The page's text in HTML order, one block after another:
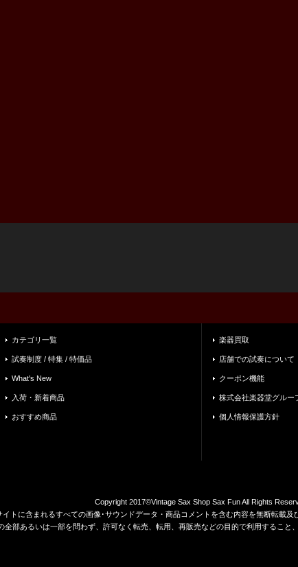
カテゴリ一覧
試奏制度 / 特集 / 特価品
What's New
入荷・新着商品
おすすめ商品
楽器買取
店舗での試奏について
クーポン機能
株式会社楽器堂グルー
個人情報保護方針
Copyright 2017©Vintage Sax Shop Sax Fun All Rights
イトに含まれるすべての画像･サウンドデータ・商品コメントを含む内容を無断転載及
全部あるいは一部を問わず、許可なく転売、転用、再販売などの目的で利用すること